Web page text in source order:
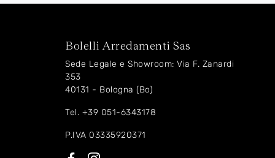
Bolelli Arredamenti Sas
Sede Legale e Showroom: Via F. Zanardi
353
40131 - Bologna (Bo)
Tel. +39 051-6343178
P.IVA 03335920371